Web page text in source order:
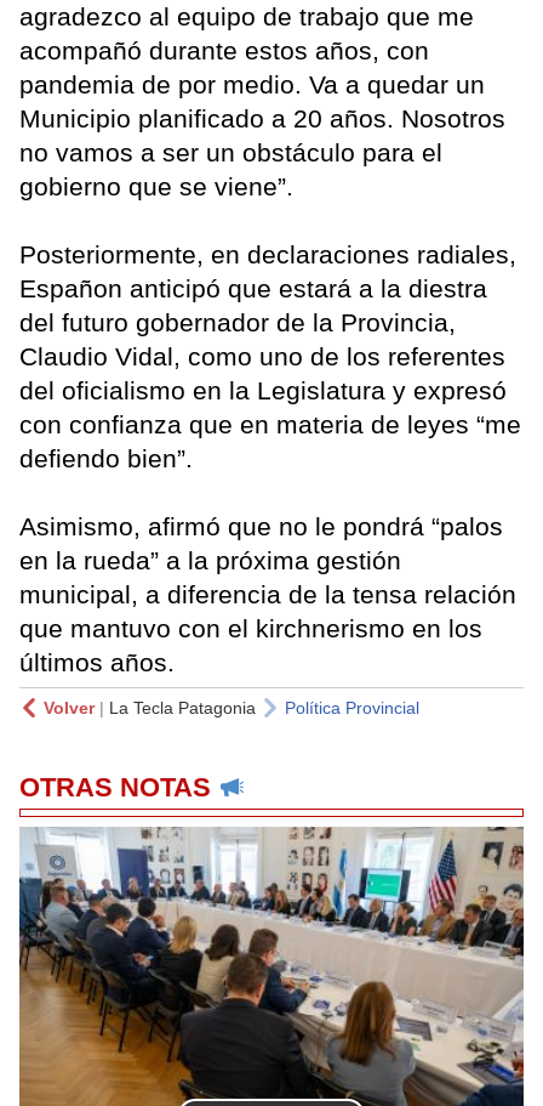
agradezco al equipo de trabajo que me
acompañó durante estos años, con
pandemia de por medio. Va a quedar un
Municipio planificado a 20 años. Nosotros
no vamos a ser un obstáculo para el
gobierno que se viene”.
Posteriormente, en declaraciones radiales,
Españon anticipó que estará a la diestra
del futuro gobernador de la Provincia,
Claudio Vidal, como uno de los referentes
del oficialismo en la Legislatura y expresó
con confianza que en materia de leyes “me
defiendo bien”.
Asimismo, afirmó que no le pondrá “palos
en la rueda” a la próxima gestión
municipal, a diferencia de la tensa relación
que mantuvo con el kirchnerismo en los
últimos años.
Volver| La Tecla Patagonia Política Provincial
OTRAS NOTAS